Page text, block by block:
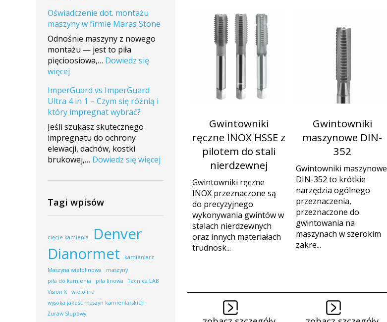
Gwintowniki
ręczne INOX HSSE z
pilotem do stali
nierdzewnej
Gwintowniki ręczne
INOX przeznaczone są
do precyzyjnego
wykonywania gwintów w
stalach nierdzewnych
oraz innych materiałach
trudnosk...
Gwintowniki
maszynowe DIN-
352
Gwintowniki maszynowe
DIN-352 to krótkie
narzędzia ogólnego
przeznaczenia,
przeznaczone do
gwintowania na
maszynach w szerokim
zakre...
automatu
polerskiego
do
kamienia
Denver
zakończony
Oświadczenie dot. montażu
maszyny w firmie Maras Stone
Odnośnie maszyny z nowego
montażu — jest to piła
pięcioosiowa,… Dowiedz się
więcej
dot.
montażu
maszyny
w
firmie
Maras
Stone
ImperGuard vs ImperGuard
Ultra 4 in 1 – Czym się różnią i
który impregnat wybrać?
Jeśli szukasz skutecznego
impregnatu do ochrony
elewacji, dachów, kostki
brukowej,… Dowiedz się więcej
vs
ImperGuard
4
Tagi wpisów
cięcie kamienia
Denver
Dianormet
kamieniarz
Maszyna wielolinowa
maszyny
piła do kamienia
piła linowa
Tecnica LAB
Vision X
wielolina
wysoka jakość maszyn kamieniarskich
Żuraw Słupowy